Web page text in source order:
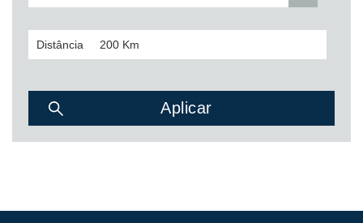
Válvulas de controle direcional
Válvulas de cartucho
Servocomandos
Componentes eletrónicos para Sistemas de controlo
Permuta térmica
Distância